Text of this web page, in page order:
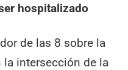
hospitalizado
de las 8 sobre la
la intersección de la